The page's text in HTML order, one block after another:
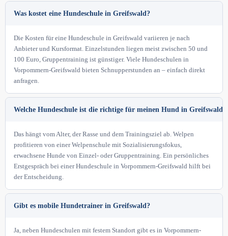
Was kostet eine Hundeschule in Greifswald?
Die Kosten für eine Hundeschule in Greifswald variieren je nach
Anbieter und Kursformat. Einzelstunden liegen meist zwischen 50 und
100 Euro, Gruppentraining ist günstiger. Viele Hundeschulen in
Vorpommern-Greifswald bieten Schnupperstunden an – einfach direkt
anfragen.
Welche Hundeschule ist die richtige für meinen Hund in Greifswald?
Das hängt vom Alter, der Rasse und dem Trainingsziel ab. Welpen
profitieren von einer Welpenschule mit Sozialisierungsfokus,
erwachsene Hunde von Einzel- oder Gruppentraining. Ein persönliches
Erstgespräch bei einer Hundeschule in Vorpommern-Greifswald hilft bei
der Entscheidung.
Gibt es mobile Hundetrainer in Greifswald?
Ja, neben Hundeschulen mit festem Standort gibt es in Vorpommern-